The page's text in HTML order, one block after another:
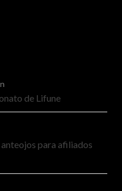
de Lifune
para afiliados